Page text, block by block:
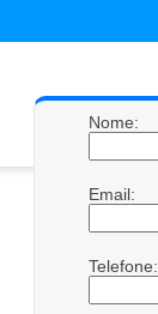
Nome:
Email:
Telefone: